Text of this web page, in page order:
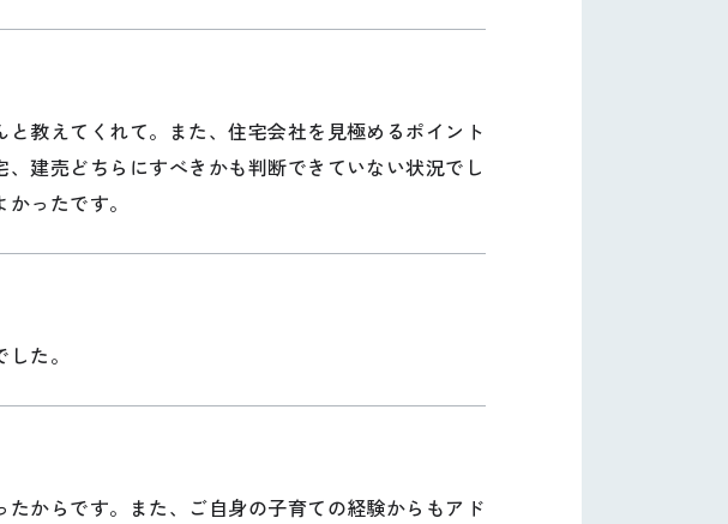
教えてくれて。また、住宅会社を見極めるポイント
建売どちらにすべきかも判断できていない状況でし
ったです。
た。
からです。また、ご自身の子育ての経験からもアド